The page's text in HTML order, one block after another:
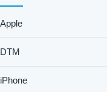
Apple
DTM
iPhone